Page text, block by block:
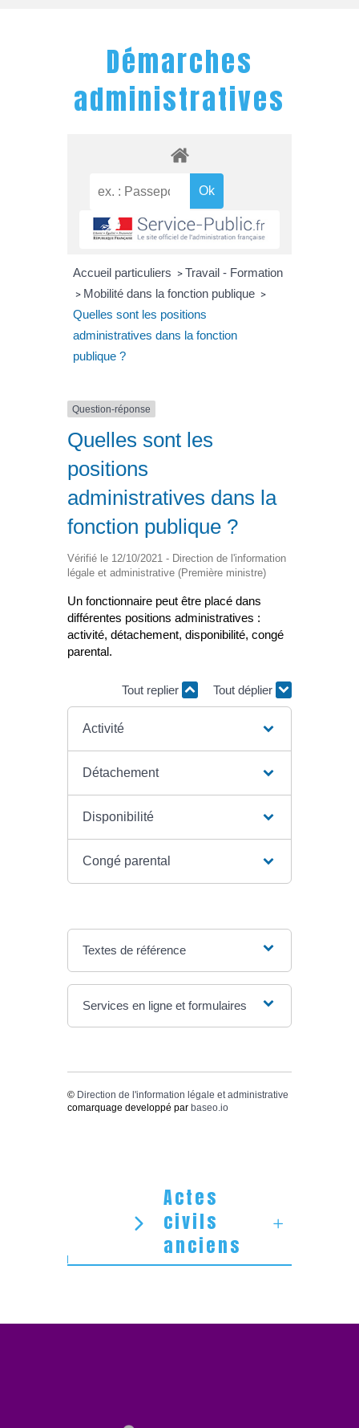
Démarches
administratives
Accueil particuliers > Travail - Formation
> Mobilité dans la fonction publique >
Quelles sont les positions
administratives dans la fonction
publique ?
Question-réponse
Quelles sont les
positions
administratives dans la
fonction publique ?
Vérifié le 12/10/2021 - Direction de l'information
légale et administrative (Première ministre)
Un fonctionnaire peut être placé dans
différentes positions administratives :
activité, détachement, disponibilité, congé
parental.
Tout replier Tout déplier
Activité
Détachement
Disponibilité
Congé parental
Textes de référence
Services en ligne et formulaires
© Direction de l'information légale et administrative
comarquage developpé par baseo.io
Actes
civils
anciens